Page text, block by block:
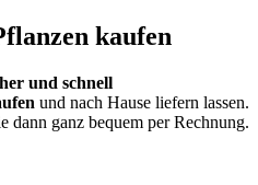
kaufen
und schnell
und nach Hause liefern lassen.
dann ganz bequem per Rechnung.